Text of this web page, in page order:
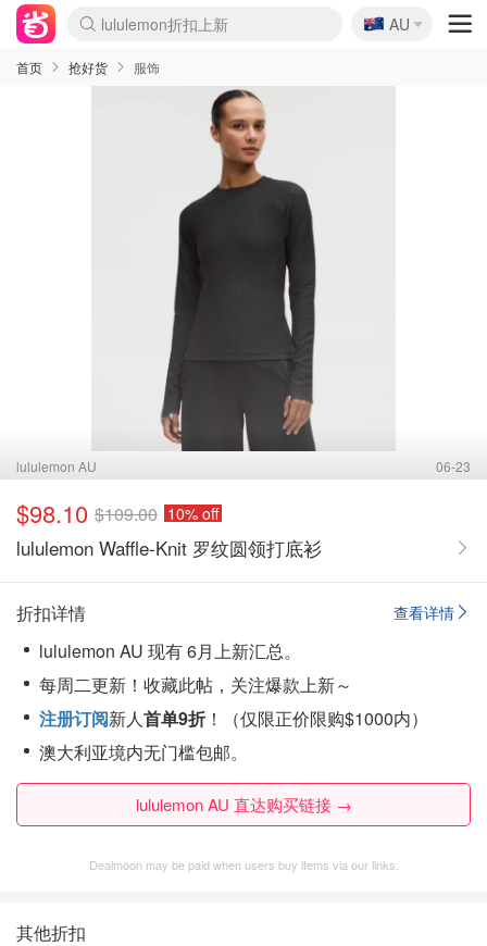
Sasa美妆护肤3.5折
SSENSE年中2.5折
FreshBeauty好价汇总
Cettire降价+叠9折
WWS Coles超市实拍
viagogo二手票捡漏
Myer超级周末
The Outnet奢牌1折起
David Jones 3折起
Flannels大牌1折
Perfumes Club护肤1折
AMIRO面罩$251
Amazon折扣汇总
eToro入金$200送$50
Amazon数码好物
ICONIC本周7.5折
ThedoubleF高奢地板价
Moose Knuckles 6折
丝芙兰5折起
EUFY摄像头$98
Selenichast首饰2折
Trip机票酒店促销
YSL送5件彩妆礼
Amazon家居好物
Amazon美妆护肤
雅漾大喷$8
过敏原检测盒$33
伊索独家赠50ml沐浴露
科颜氏高保湿面霜$29
SEALIFE海洋馆门票6折
丝塔芙大白罐$16
订阅Newsletter送香薰
Cult Beauty 6.8折
Harrods圣诞日历$525
LN-CC奢牌私促3折
d'Alba空姐喷雾$16
EVE LOM套装£56
Bernardelli独家4折
Adore Beauty 6折起
CT圣诞日历
Mytheresa奢品2.7折
Luxury Escapes 9折
Currentbody美容仪$881
MOON Garden Live
Roborock扫地机$649
Tingo Life水杯$24
Valentino官网5折
CR洗护套装$23
修丽可4件套$159
Myer彩妆2件7折
GANNI官网4.5折
Stylevana韩妆4折
Tessabit高奢8.5折
OGX洗发水$11
Amazon阿德莱德次日达
卡诗8.5折+赠礼
Philips Hue灯具8折
🇦🇺
AU
首页 抢好货 服饰
lululemon AU 06-23
$98.10 $109.00 10% off
lululemon Waffle-Knit 罗纹圆领打底衫
查看详情
折扣详情
lululemon AU 现有 6月上新汇总。
每周二更新！ 收藏此帖，关注爆款上新～
注册订阅新人首单9折 ！（仅限正价限购$1000内）
澳大利亚境内无门槛包邮。
lululemon AU 直达购买链接 →
Dealmoon may be paid when users buy items via our links.
其他折扣